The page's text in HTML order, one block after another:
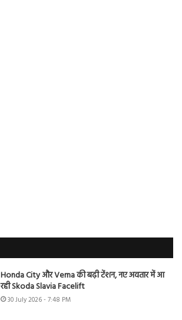
Honda City और Verna की बढ़ी टेंशन, नए अवतार में आ
रही Skoda Slavia Facelift
30 July 2026 - 7:48 PM